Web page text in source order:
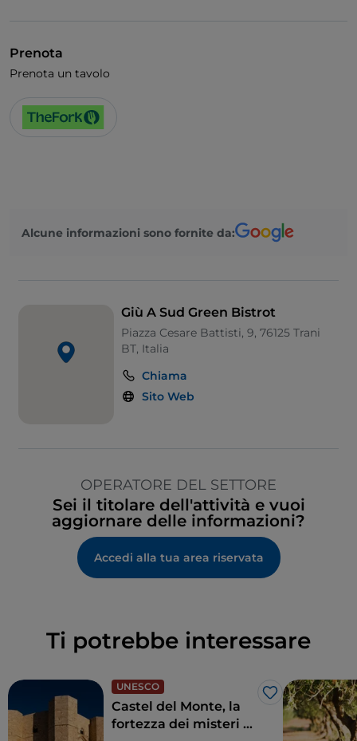
Prenota
Prenota un tavolo
Alcune informazioni sono fornite da:
Giù A Sud Green Bistrot
Piazza Cesare Battisti, 9, 76125 Trani
BT, Italia
Chiama
Sito Web
OPERATORE DEL SETTORE
Sei il titolare dell'attività e vuoi
aggiornare delle informazioni?
Accedi alla tua area riservata
Ti potrebbe interessare
UNESCO
Like
Castel del Monte, la
fortezza dei misteri di